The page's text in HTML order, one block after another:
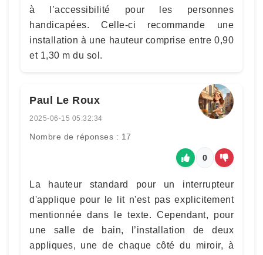
à l’accessibilité pour les personnes
handicapées. Celle-ci recommande une
installation à une hauteur comprise entre 0,90
et 1,30 m du sol.
Paul Le Roux
2025-06-15 05:32:34
Nombre de réponses : 17
0
La hauteur standard pour un interrupteur
d'applique pour le lit n'est pas explicitement
mentionnée dans le texte. Cependant, pour
une salle de bain, l’installation de deux
appliques, une de chaque côté du miroir, à